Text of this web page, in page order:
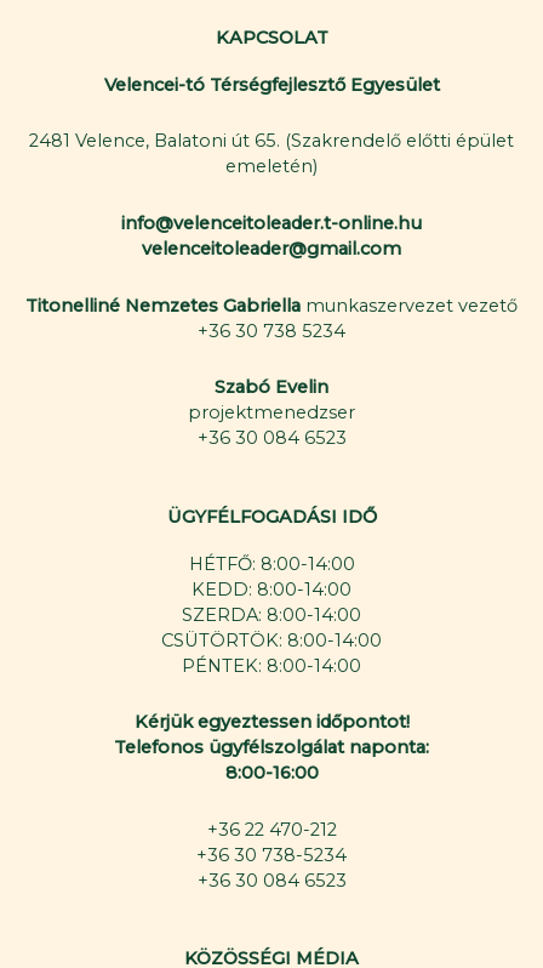
KAPCSOLAT
Velencei-tó Térségfejlesztő Egyesület
2481 Velence, Balatoni út 65. (Szakrendelő előtti épület
emeletén)
info@velenceitoleader.t-online.hu
velenceitoleader@gmail.com
Titonelliné Nemzetes Gabriella munkaszervezet vezető
+36 30 738 5234
Szabó Evelin
projektmenedzser
+36 30 084 6523
ÜGYFÉLFOGADÁSI IDŐ
HÉTFŐ: 8:00-14:00
KEDD: 8:00-14:00
SZERDA: 8:00-14:00
CSÜTÖRTÖK: 8:00-14:00
PÉNTEK: 8:00-14:00
Kérjük egyeztessen időpontot!
Telefonos ügyfélszolgálat naponta:
8:00-16:00
+36 22 470-212
+36 30 738-5234
+36 30 084 6523
KÖZÖSSÉGI MÉDIA